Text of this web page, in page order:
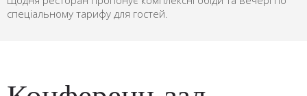
спеціальному тарифу для гостей.